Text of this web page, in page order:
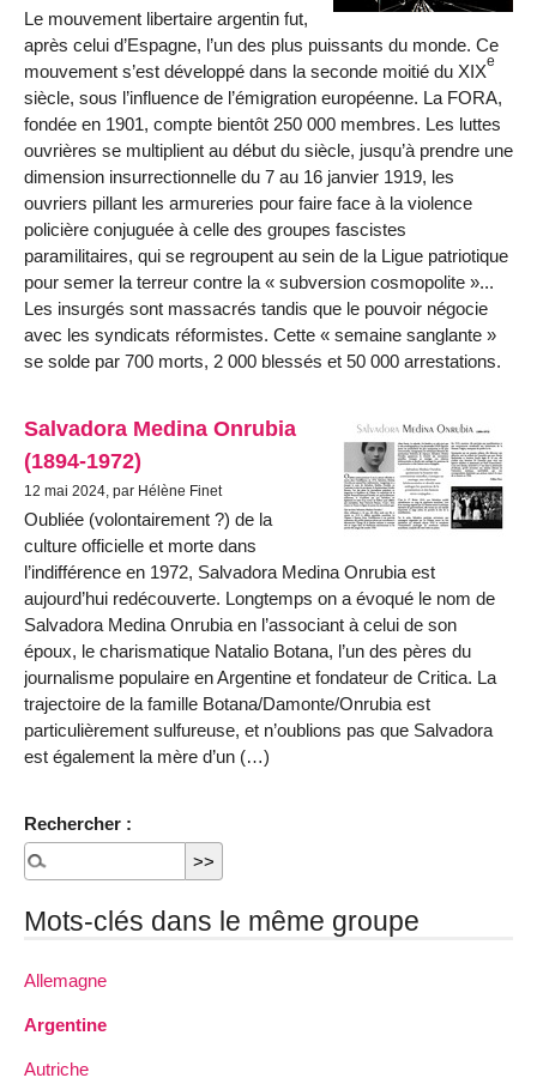
Le mouvement libertaire argentin fut,
après celui d’Espagne, l’un des plus puissants du monde. Ce
mouvement s’est développé dans la seconde moitié du XIXe
siècle, sous l’influence de l’émigration européenne. La FORA,
fondée en 1901, compte bientôt 250 000 membres. Les luttes
ouvrières se multiplient au début du siècle, jusqu’à prendre une
dimension insurrectionnelle du 7 au 16 janvier 1919, les
ouvriers pillant les armureries pour faire face à la violence
policière conjuguée à celle des groupes fascistes
paramilitaires, qui se regroupent au sein de la Ligue patriotique
pour semer la terreur contre la « subversion cosmopolite »...
Les insurgés sont massacrés tandis que le pouvoir négocie
avec les syndicats réformistes. Cette « semaine sanglante »
se solde par 700 morts, 2 000 blessés et 50 000 arrestations.
Salvadora Medina Onrubia
(1894-1972)
12 mai 2024, par Hélène Finet
Oubliée (volontairement ?) de la
culture officielle et morte dans
l’indifférence en 1972, Salvadora Medina Onrubia est
aujourd’hui redécouverte. Longtemps on a évoqué le nom de
Salvadora Medina Onrubia en l’associant à celui de son
époux, le charismatique Natalio Botana, l’un des pères du
journalisme populaire en Argentine et fondateur de Critica. La
trajectoire de la famille Botana/Damonte/Onrubia est
particulièrement sulfureuse, et n’oublions pas que Salvadora
est également la mère d’un (…)
Rechercher :
Mots-clés dans le même groupe
Allemagne
Argentine
Autriche